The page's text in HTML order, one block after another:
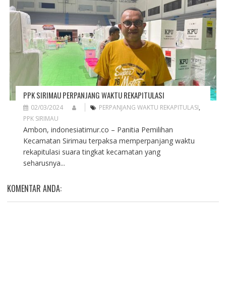
PPK SIRIMAU PERPANJANG WAKTU REKAPITULASI
02/03/2024 PERPANJANG WAKTU REKAPITULASI,
PPK SIRIMAU
Ambon, indonesiatimur.co – Panitia Pemilihan
Kecamatan Sirimau terpaksa memperpanjang waktu
rekapitulasi suara tingkat kecamatan yang
seharusnya...
KOMENTAR ANDA: